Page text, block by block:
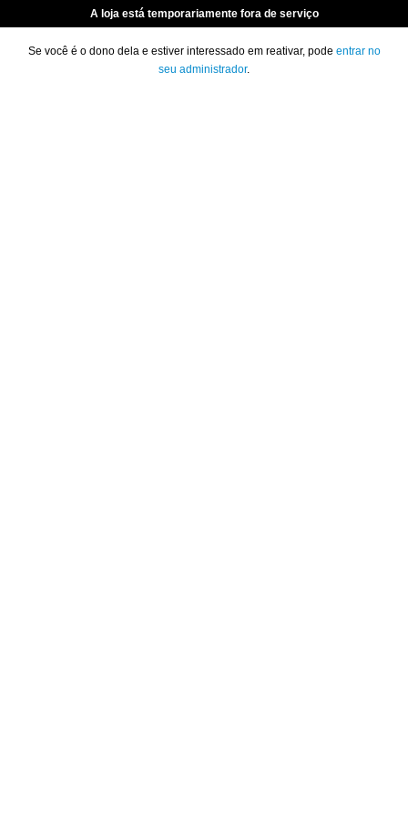
A loja está temporariamente fora de serviço
Se você é o dono dela e estiver interessado em reativar, pode entrar no
seu administrador.